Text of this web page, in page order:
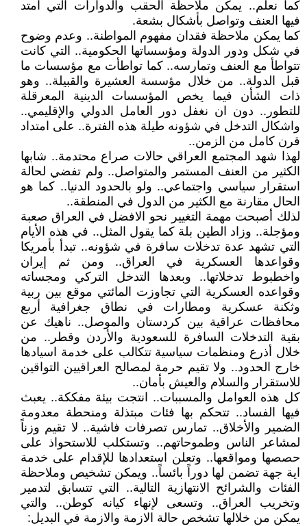
كما نعلم.. يمكن ملاحظة الحقب والدوارات التي امتد
فيها العنف وتواصل بأشكال بشعة.
كما يمكن ملاحظة فقدان مفهوم المواطنة.. وعدم وضوح
في شكل ودور الدولة ومؤسساتها الحكومية.. التي كانت
تتواطأ مع العنف وتمارسه.. كما تواطأت مع مؤسسات ما
قبل الدولة.. من خلال مؤسسة العشيرة والقبيلة.. وهو
ذات الشأن فيما يخص المؤسسات الدينية المعرقلة
للتطور.. دون ان نغفل دور العامل الدولي والإقليمي..
واشكال التدخل في شؤونه طيلة هذه الفترة.. على امتداد
قرن كامل من الزمن..
لهذا شهد المجتمع العراقي حالات صراع محتدمة.. شابها
الكثير من العنف المستمر والمتواصل.. ولم تفضي لحالة
استقرار سياسي واجتماعي.. ولو بالحدود الدنيا.. كما هو
الحال مقارنة مع الكثير من الدول في المنطقة..
لذلك أصبحت مهمة التغيير نحو الافضل في العراق صعبة
ومؤجلة.. وزاد الطين بلة كما يقول المثل.. في هذه الأيام
التي تشهد عدة تدخلات سافرة في شؤونه.. تبدأ بأمريكا
وقواعدها العسكرية في العراق.. ومن ثم إيران
واخطبوط تدخلاتها.. وبعدها التدخل التركي ومجساته
وقواعده العسكرية التي تجاوزت المائتي موقع بين ربية
وثكنة عسكرية ومطارات في نطاق جغرافية أربع
محافظات عراقية بين كردستان والموصل.. ناهيك عن
بقية التدخلات السافرة للسعودية والأردن وقطر.. من
خلال أذرع ومنظمات سياسية تتكالب على خدمة اسيادها
خارج الحدود.. ولا تقيم حرمة لمصالح العراقيين التواقين
للاستقرار والسلام والعيش بأمان..
كل هذه العوامل والمسببات.. انتجت بيئة مفككة.. يعبث
فيها الفساد.. تتحكم بها فئات مبتذلة ومنحطة معدومة
الضمير والأخلاق.. تمارس تصرفات فاشية.. لا تقيم وزناً
لمشاعر الناس وطموحاتهم.. وتستكلب للاستحواذ على
حصصها ومواقعها.. وتعلن استعدادها للإقدام على خدمة
اية جهة تضمن لها دوراً بائساً.. ويمكن تشخيص وملاحظة
الفئات والشرائح الانتهازية التالية.. التي تتسابق لتدمير
وتخريب العراق.. وتسعى لإنهاء كيانه كوطن.. والتي
يمكن من خلالها تشخص حالة الازمة والازمة في البديل: